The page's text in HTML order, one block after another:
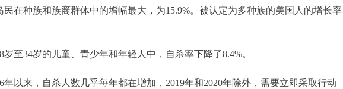
在种族和族裔群体中的增幅最大，为15.9%。被认定为多种族的美国人的增长率
至34岁的儿童、青少年和年轻人中，自杀率下降了8.4%。
以来，自杀人数几乎每年都在增加，2019年和2020年除外，需要立即采取行动